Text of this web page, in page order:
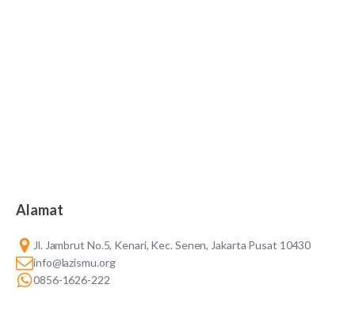
Alamat
Jl. Jambrut No.5, Kenari, Kec. Senen, Jakarta Pusat 10430
info@lazismu.org
0856-1626-222